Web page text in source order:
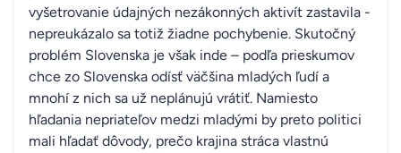
vyšetrovanie údajných nezákonných aktivít zastavila -
nepreukázalo sa totiž žiadne pochybenie. Skutočný
problém Slovenska je však inde – podľa prieskumov
chce zo Slovenska odísť väčšina mladých ľudí a
mnohí z nich sa už neplánujú vrátiť. Namiesto
hľadania nepriateľov medzi mladými by preto politici
mali hľadať dôvody, prečo krajina stráca vlastnú